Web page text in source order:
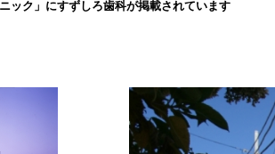
ック」にすずしろ歯科が掲載されています